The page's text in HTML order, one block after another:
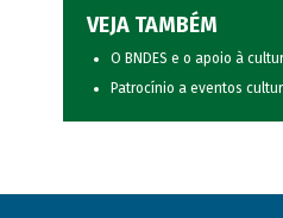
VEJA TAMBÉM
O BNDES e o apoio à
Patrocínio a eventos